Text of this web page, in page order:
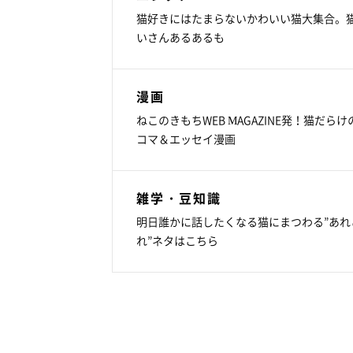
猫好きにはたまらないかわいい猫大集合。
いさんあるあるも
漫画
ねこのきもちWEB MAGAZINE発！猫だらけ
コマ＆エッセイ漫画
雑学・豆知識
明日誰かに話したくなる猫にまつわる”あ
れ”ネタはこちら